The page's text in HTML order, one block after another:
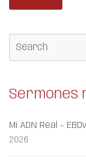
Sermones
Mi ADN Real –
2026